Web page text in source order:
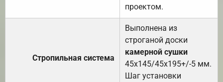
проектом.
Стропильная система
Выполнена из
строганой доски
камерной сушки
45х145/45х195+/-5 мм.
Шаг установки